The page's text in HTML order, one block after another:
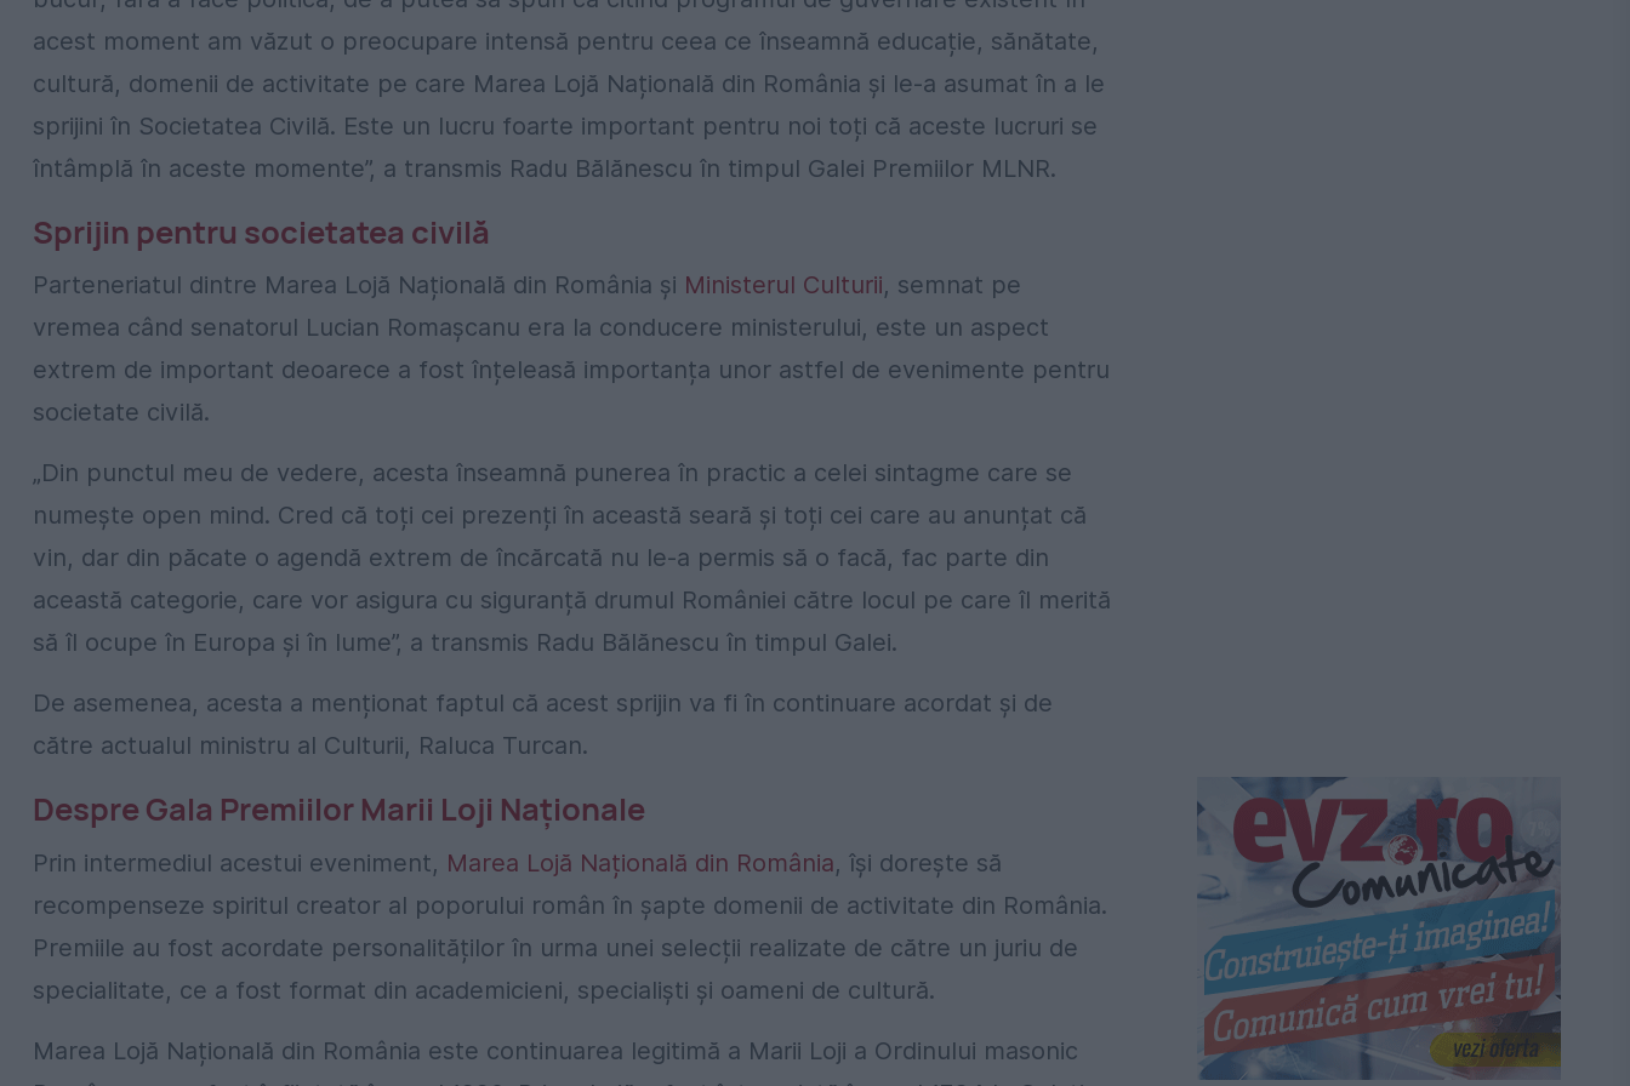
acest moment am văzut o preocupare intensă pentru ceea ce înseamnă educație, sănătate,
cultură, domenii de activitate pe care Marea Lojă Națională din România și le-a asumat în a le
sprijini în Societatea Civilă. Este un lucru foarte important pentru noi toți că aceste lucruri se
întâmplă în aceste momente”, a transmis Radu Bălănescu în timpul Galei Premiilor MLNR.
Sprijin pentru societatea civilă
Parteneriatul dintre Marea Lojă Națională din România și Ministerul Culturii, semnat pe
vremea când senatorul Lucian Romașcanu era la conducere ministerului, este un aspect
extrem de important deoarece a fost înțeleasă importanța unor astfel de evenimente pentru
societate civilă.
„Din punctul meu de vedere, acesta înseamnă punerea în practic a celei sintagme care se
numește open mind. Cred că toți cei prezenți în această seară și toți cei care au anunțat că
vin, dar din păcate o agendă extrem de încărcată nu le-a permis să o facă, fac parte din
această categorie, care vor asigura cu siguranță drumul României către locul pe care îl merită
să îl ocupe în Europa și în lume”, a transmis Radu Bălănescu în timpul Galei.
De asemenea, acesta a menționat faptul că acest sprijin va fi în continuare acordat și de
către actualul ministru al Culturii, Raluca Turcan.
Despre Gala Premiilor Marii Loji Naționale
Prin intermediul acestui eveniment, Marea Lojă Națională din România, își dorește să
recompenseze spiritul creator al poporului român în șapte domenii de activitate din România.
Premiile au fost acordate personalităților în urma unei selecții realizate de către un juriu de
specialitate, ce a fost format din academicieni, specialiști și oameni de cultură.
Marea Lojă Națională din România este continuarea legitimă a Marii Loji a Ordinului masonic